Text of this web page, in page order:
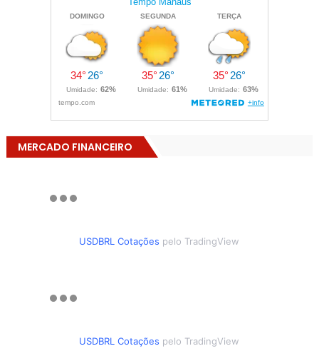
MERCADO FINANCEIRO
USDBRL Cotações pelo TradingView
USDBRL Cotações pelo TradingView